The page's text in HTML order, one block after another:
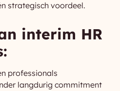
strategisch voordeel.
interim HR
professionals
langdurig commitment